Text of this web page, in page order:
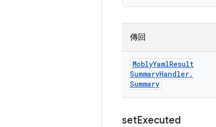
傳回
MoblyYamlResult
SummaryHandler.
Summary
setExecuted